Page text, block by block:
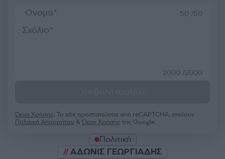
50 /50
2000 /2000
Όροι Χρήσης. Το site προστατεύεται από reCAPTCHA, ισχύουν
Πολιτική Απορρήτου &Όροι Χρήσης της Google.
Πολιτική
ΑΔΩΝΙΣ ΓΕΩΡΓΙΑΔΗΣ